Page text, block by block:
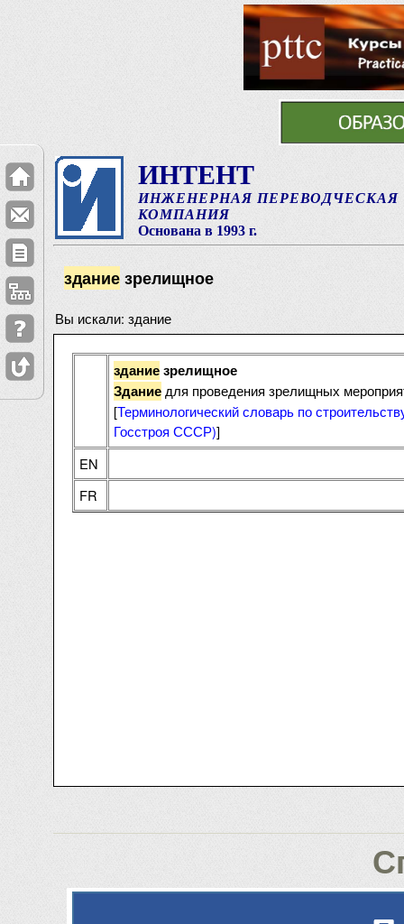
ИНТЕНТ
ИНЖЕНЕРНАЯ ПЕРЕВОДЧЕСКАЯ
КОМПАНИЯ
Основана в 1993 г.
зданиезрелищное
Вы искали: здание
зданиезрелищное
Зданиедля проведения зрелищных
[Терминологический словарь по
Госстроя СССР)]
EN
FR